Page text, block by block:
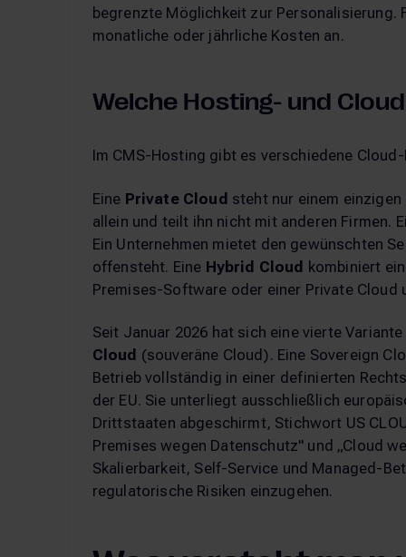
begrenzte Möglichkeit zur Personalisierung.
monatliche oder jährliche Kosten an.
Welche Hosting- und
Im CMS-Hosting gibt es verschiedene Cloud-
Eine Private Cloud steht nur einem
allein und teilt ihn nicht mit anderen Firmen.
Ein Unternehmen mietet den gewünschten
offensteht. Eine Hybrid Cloud kombiniert
Premises-Software oder einer Private Cloud
Seit Januar 2026 hat sich eine vierte
Cloud (souveräne Cloud). Eine Sovereign
Betrieb vollständig in einer definierten
der EU. Sie unterliegt ausschließlich
Drittstaaten abgeschirmt, Stichwort US
Premises wegen Datenschutz" und „Cloud
Skalierbarkeit, Self-Service und Managed-
regulatorische Risiken einzugehen.